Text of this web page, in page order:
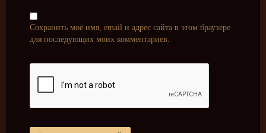
Сохранить моё имя, email и адрес сайта в этом браузере
для последующих моих комментариев.